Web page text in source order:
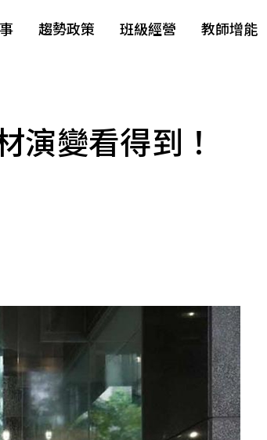
趨勢政策 班級經營 教師增能
演變看得到！